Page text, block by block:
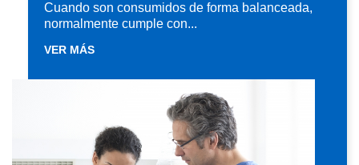
Cuando son consumidos de forma balanceada,
normalmente cumple con...
VER MÁS